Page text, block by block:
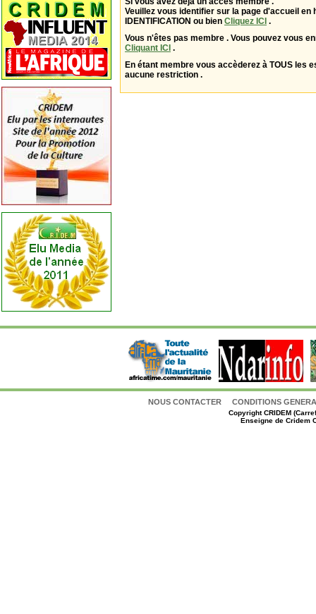
Veuillez vous identifier sur la page d'accueil en
IDENTIFICATION ou bien Cliquez ICI .
Vous n'êtes pas membre . Vous pouvez vous
Cliquant ICI .
En étant membre vous accèderez à TOUS les
aucune restriction .
NOUS CONTACTER CONDITIONS
CopyrightCRIDEM
Enseigne de Cridem